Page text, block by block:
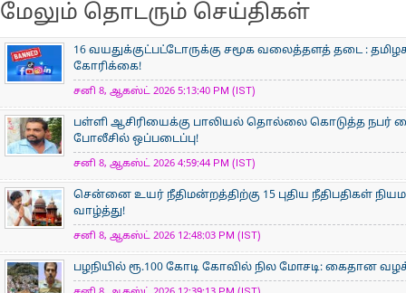
மேலும் தொடரும் செய்திகள்
16 வயதுக்குட்பட்டோருக்கு சமூக வலைத்தளத் தடை :
கோரிக்கை!
சனி 8, ஆகஸ்ட் 2026 5:13:40 PM (IST)
பள்ளி ஆசிரியைக்கு பாலியல் தொல்லை கொடுத்த நபர்
போலீசில் ஒப்படைப்பு!
சனி 8, ஆகஸ்ட் 2026 4:59:44 PM (IST)
சென்னை உயர் நீதிமன்றத்திற்கு 15 புதிய நீதிபதிகள்
வாழ்த்து!
சனி 8, ஆகஸ்ட் 2026 12:48:03 PM (IST)
பழநியில் ரூ.100 கோடி கோவில் நில மோசடி: கைதான